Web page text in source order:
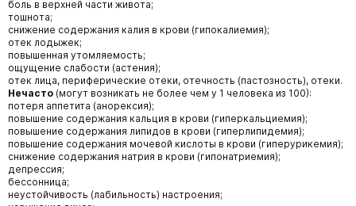
боль в верхней части живота;
тошнота;
снижение содержания калия в крови (гипокалиемия);
отек лодыжек;
повышенная утомляемость;
ощущение слабости (астения);
отек лица, периферические отеки, отечность (пастозность), отеки.
Нечасто (могут возникать не более чем у 1 человека из 100):
потеря аппетита (анорексия);
повышение содержания кальция в крови (гиперкальциемия);
повышение содержания липидов в крови (гиперлипидемия);
повышение содержания мочевой кислоты в крови (гиперурикемия);
снижение содержания натрия в крови (гипонатриемия);
депрессия;
бессонница;
неустойчивость (лабильность) настроения;